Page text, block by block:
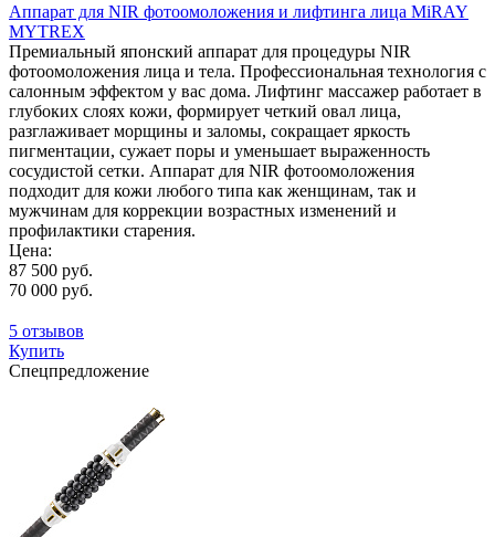
Аппарат для NIR фотоомоложения и лифтинга лица MiRAY
MYTREX
Премиальный японский аппарат для процедуры NIR
фотоомоложения лица и тела. Профессиональная технология с
салонным эффектом у вас дома. Лифтинг массажер работает в
глубоких слоях кожи, формирует четкий овал лица,
разглаживает морщины и заломы, сокращает яркость
пигментации, сужает поры и уменьшает выраженность
сосудистой сетки. Аппарат для NIR фотоомоложения
подходит для кожи любого типа как женщинам, так и
мужчинам для коррекции возрастных изменений и
профилактики старения.
Цена:
87 500 руб.
70 000 руб.
5 отзывов
Купить
Спецпредложение